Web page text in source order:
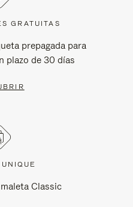
GRATUITAS
prepagada para
plazo de 30 días
Classic